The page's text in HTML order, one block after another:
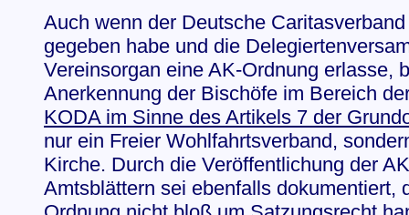
Auch wenn der Deutsche
gegeben habe und die
Vereinsorgan eine AK-Ordnung erlasse,
Anerkennung der Bischöfe im Bereich
KODA im Sinne des Artikels 7 der
nur ein Freier Wohlfahrtsverband,
Kirche. Durch die Veröffentlichung der
Amtsblättern sei ebenfalls dokumentiert,